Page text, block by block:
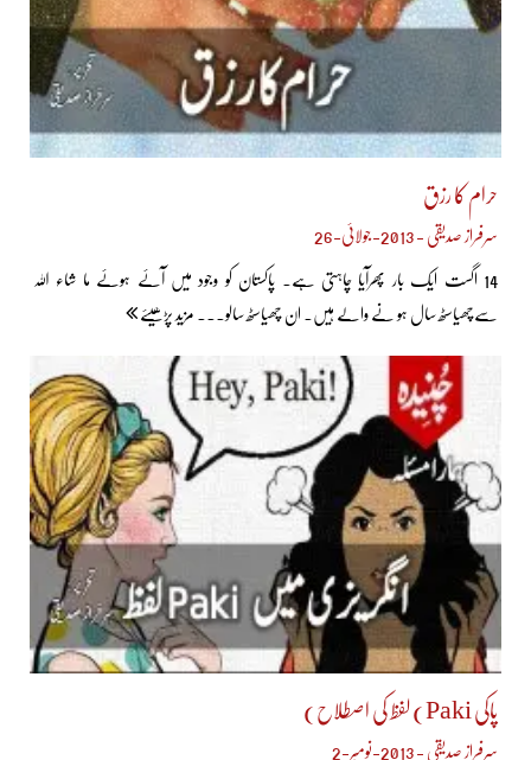
حرام کا رزق
سرفراز صدیقی - 2013-جولائی-26
14 اگست ایک بار پھرآیا چاہتی ہے۔ پاکستان کو وجود میں آئے ہوئے ما شاء اللہ
سےچھیاسٹھ سال ہو نے والے ہیں۔ ان چھیاسٹھ سالو... مزید پڑھیئے
پاکی Paki) لفظ کی اصطلاح)
سرفراز صدیقی - 2013-نومبر-2